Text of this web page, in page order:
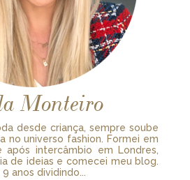
Monteiro
desde criança, sempre soube
no universo fashion. Formei em
após intercâmbio em Londres,
de ideias e comecei meu blog.
anos dividindo...